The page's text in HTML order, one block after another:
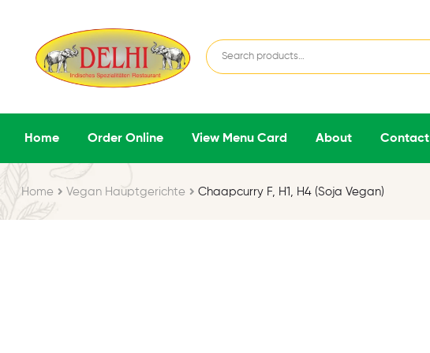
Home Order Online View Menu Card About Contact
Home Vegan Hauptgerichte Chaapcurry F, H1, H4 (Soja Vegan)